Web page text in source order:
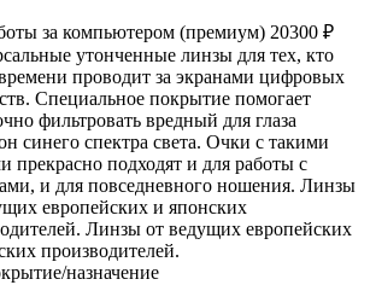
за компьютером (премиум) 20300 ₽
утонченные линзы для тех, кто
проводит за экранами цифровых
Специальное покрытие помогает
фильтровать вредный для глаза
синего спектра света. Очки с такими
прекрасно подходят и для работы с
и для повседневного ношения. Линзы
европейских и японских
Линзы от ведущих европейских
производителей.
назначение